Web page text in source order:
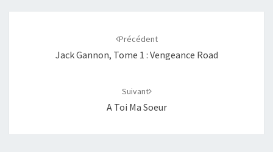
Précédent
Jack Gannon, Tome 1 : Vengeance Road
Suivant
A Toi Ma Soeur